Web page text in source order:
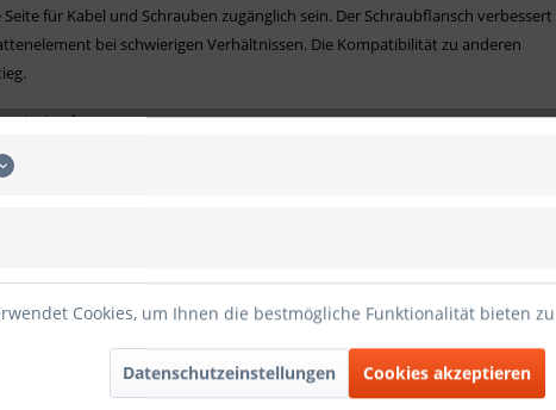
für Kabel und Schrauben zugänglich sein. Der Schraubflansch verbessert
bei schwierigen Verhältnissen. Die Kompatibilität zu anderen
in einem Pol
Cookies, um Ihnen die bestmögliche Funktionalität bieten
Datenschutzeinstellungen Cookies akzeptieren